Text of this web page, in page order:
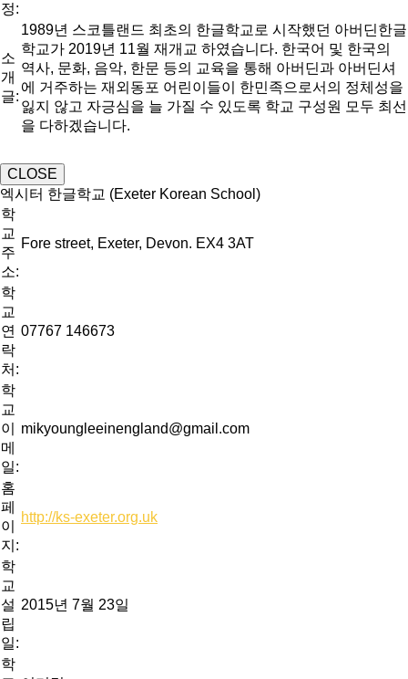
정:
소
개
글:
1989년 스코틀랜드 최초의 한글학교로 시작했던 아버딘한글
학교가 2019년 11월 재개교 하였습니다. 한국어 및 한국의
역사, 문화, 음악, 한문 등의 교육을 통해 아버딘과 아버딘셔
에 거주하는 재외동포 어린이들이 한민족으로서의 정체성을
잃지 않고 자긍심을 늘 가질 수 있도록 학교 구성원 모두 최선
을 다하겠습니다.
CLOSE
엑시터 한글학교 (Exeter Korean School)
학
교
주
소:
Fore street, Exeter, Devon. EX4 3AT
학
교
연
락
처:
07767 146673
학
교
이
메
일:
mikyoungleeinengland@gmail.com
홈
페
이
지:
http://ks-exeter.org.uk
학
교
설
립
일:
2015년 7월 23일
학